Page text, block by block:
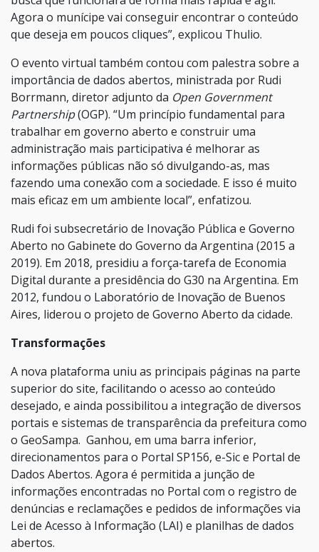
Agora o munícipe vai conseguir encontrar o conteúdo
que deseja em poucos cliques”, explicou Thulio.
O evento virtual também contou com palestra sobre a
importância de dados abertos, ministrada por Rudi
Borrmann, diretor adjunto da Open Government
Partnership(OGP). “Um princípio fundamental para
trabalhar em governo aberto e construir uma
administração mais participativa é melhorar as
informações públicas não só divulgando-as, mas
fazendo uma conexão com a sociedade. E isso é muito
mais eficaz em um ambiente local”, enfatizou.
Rudi foi subsecretário de Inovação Pública e Governo
Aberto no Gabinete do Governo da Argentina (2015 a
2019). Em 2018, presidiu a força-tarefa de Economia
Digital durante a presidência do G30 na Argentina. Em
2012, fundou o Laboratório de Inovação de Buenos
Aires, liderou o projeto de Governo Aberto da cidade.
Transformações
A nova plataforma uniu as principais páginas na parte
superior do site, facilitando o acesso ao conteúdo
desejado, e ainda possibilitou a integração de diversos
portais e sistemas de transparência da prefeitura como
o GeoSampa. Ganhou, em uma barra inferior,
direcionamentos para o Portal SP156, e-Sic e Portal de
Dados Abertos. Agora é permitida a junção de
informações encontradas no Portal com o registro de
denúncias e reclamações e pedidos de informações via
Lei de Acesso à Informação (LAI) e planilhas de dados
abertos.